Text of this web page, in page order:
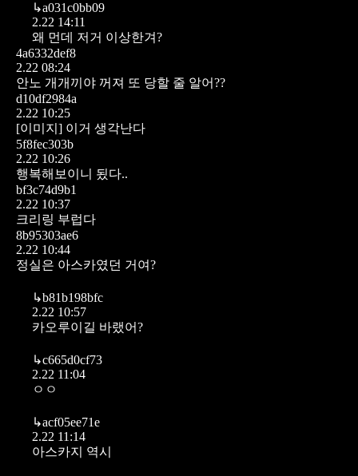
↳a031c0bb09
2.22 14:11
왜 먼데 저거 이상한겨?
4a6332def8
2.22 08:24
안노 개개끼야 꺼져 또 당할 줄 알어??
d10df2984a
2.22 10:25
[이미지] 이거 생각난다
5f8fec303b
2.22 10:26
행복해보이니 됬다..
bf3c74d9b1
2.22 10:37
크리링 부럽다
8b95303ae6
2.22 10:44
정실은 아스카였던 거여?
↳b81b198bfc
2.22 10:57
카오루이길 바랬어?
↳c665d0cf73
2.22 11:04
ㅇㅇ
↳acf05ee71e
2.22 11:14
아스카지 역시